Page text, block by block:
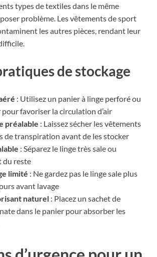
types de textiles dans le même
problème. Les vêtements de sport
les autres pièces, rendant leur
de stockage
: Utilisez un panier à linge perforé ou
pour favoriser la circulation d’air
préalable : Laissez sécher les vêtements
de transpiration avant de les stocker
: Séparez le linge très sale ou
du reste
limité : Ne gardez pas le linge sale plus
avant lavage
naturel : Placez un sachet de
dans le panier pour absorber les